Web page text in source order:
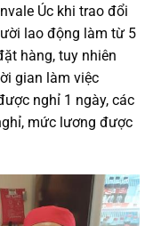
Úc khi trao đổi
lao động làm từ 5
hàng, tuy nhiên
gian làm việc
nghỉ 1 ngày, các
mức lương được